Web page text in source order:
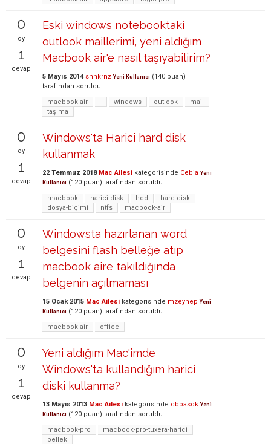
0
oy
1
cevap
Eski windows notebooktaki
outlook maillerimi, yeni aldığım
Macbook air'e nasıl taşıyabilirim?
5 Mayıs 2014 shnkrnz Yeni Kullanıcı (140 puan)
tarafından soruldu
macbook-air
- windows outlook
mail
taşıma
0
oy
1
cevap
Windows'ta Harici hard disk
kullanmak
22 Temmuz 2018 Mac Ailesi kategorisinde Cebia Yeni
Kullanıcı (120 puan) tarafından soruldu
macbook
harici-disk hdd
hard-disk
dosya-biçimi
ntfs macbook-air
0
oy
1
cevap
Windowsta hazırlanan word
belgesini flash belleğe atıp
macbook aire takıldığında
belgenin açılmaması
15 Ocak 2015 Mac Ailesi kategorisinde mzeynep Yeni
Kullanıcı (120 puan) tarafından soruldu
macbook-air
office
0
oy
1
cevap
Yeni aldığım Mac'imde
Windows'ta kullandığım harici
diski kullanma?
13 Mayıs 2013 Mac Ailesi kategorisinde cbbasok Yeni
Kullanıcı (120 puan) tarafından soruldu
macbook-pro
macbook-pro-tuxera-harici
bellek